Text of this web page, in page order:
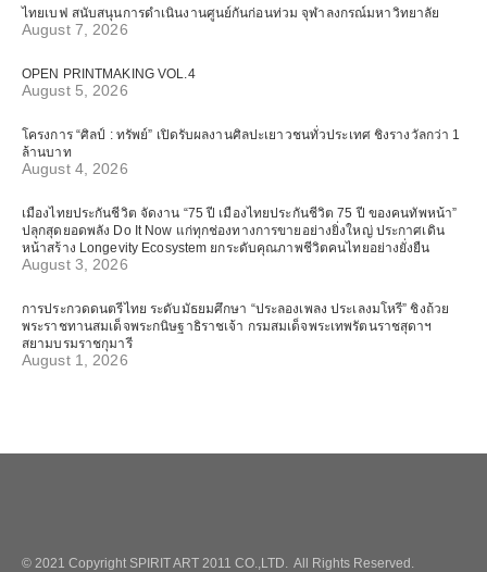
ไทยเบฟ สนับสนุนการดำเนินงานศูนย์กันก่อนท่วม จุฬาลงกรณ์มหาวิทยาลัย
August 7, 2026
OPEN PRINTMAKING VOL.4
August 5, 2026
โครงการ “ศิลป์ : ทรัพย์” เปิดรับผลงานศิลปะเยาวชนทั่วประเทศ ชิงรางวัลกว่า 1
ล้านบาท
August 4, 2026
เมืองไทยประกันชีวิต จัดงาน “75 ปี เมืองไทยประกันชีวิต 75 ปี ของคนทัพหน้า”
ปลุกสุดยอดพลัง Do It Now แก่ทุกช่องทางการขายอย่างยิ่งใหญ่ ประกาศเดิน
หน้าสร้าง Longevity Ecosystem ยกระดับคุณภาพชีวิตคนไทยอย่างยั่งยืน
August 3, 2026
การประกวดดนตรีไทย ระดับมัธยมศึกษา “ประลองเพลง ประเลงมโหรี” ชิงถ้วย
พระราชทานสมเด็จพระกนิษฐาธิราชเจ้า กรมสมเด็จพระเทพรัตนราชสุดาฯ
สยามบรมราชกุมารี
August 1, 2026
© 2021 Copyright SPIRIT ART 2011 CO.,LTD. All Rights Reserved.